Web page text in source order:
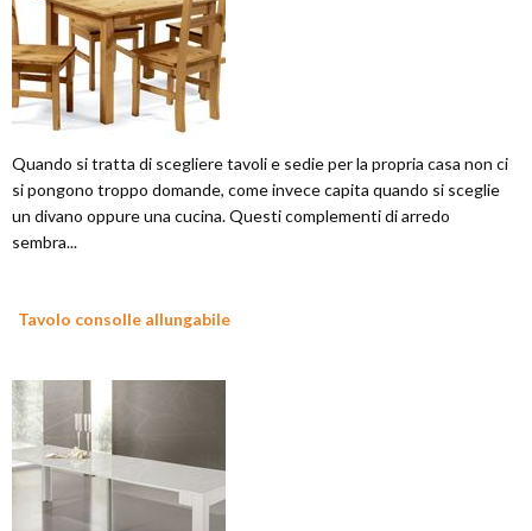
Quando si tratta di scegliere tavoli e sedie per la propria casa non ci
si pongono troppo domande, come invece capita quando si sceglie
un divano oppure una cucina. Questi complementi di arredo
sembra...
Tavolo consolle allungabile